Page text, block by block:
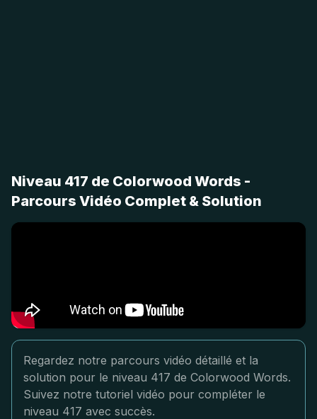
Niveau 417 de Colorwood Words -
Parcours Vidéo Complet & Solution
Regardez notre parcours vidéo détaillé et la
solution pour le niveau 417 de Colorwood Words.
Suivez notre tutoriel vidéo pour compléter le
niveau 417 avec succès.